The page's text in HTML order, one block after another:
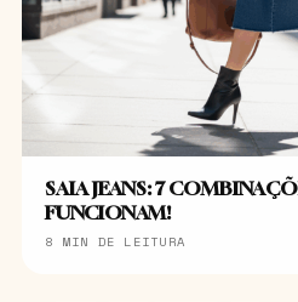
SAIA JEANS: 7
FUNCIONAM!
8 MIN DE LEITURA